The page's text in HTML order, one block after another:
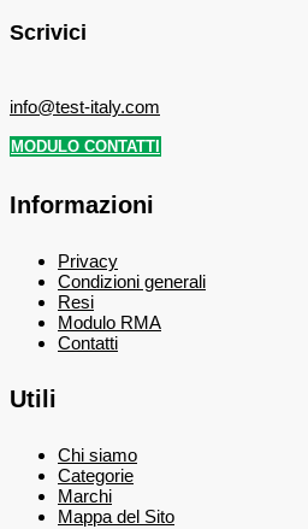
Scrivici
info@test-italy.com
MODULO CONTATTI
Informazioni
Privacy
Condizioni generali
Resi
Modulo RMA
Contatti
Utili
Chi siamo
Categorie
Marchi
Mappa del Sito